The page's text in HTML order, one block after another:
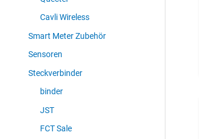
Cavli Wireless
Smart Meter Zubehör
Sensoren
Steckverbinder
binder
JST
FCT Sale